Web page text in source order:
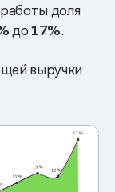
доля
до17%.
выручки